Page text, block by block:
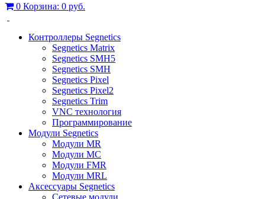
0 Корзина: 0 руб.
Контроллеры Segnetics
Segnetics Matrix
Segnetics SMH5
Segnetics SMH
Segnetics Pixel
Segnetics Pixel2
Segnetics Trim
VNC технология
Программирование
Модули Segnetics
Модули MR
Модули MC
Модули FMR
Модули MRL
Аксессуары Segnetics
Сетевые модули